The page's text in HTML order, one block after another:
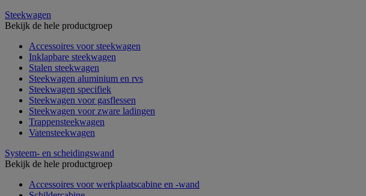
Steekwagen
Bekijk de hele productgroep
Accessoires voor steekwagen
Inklapbare steekwagen
Stalen steekwagen
Steekwagen aluminium en rvs
Steekwagen specifiek
Steekwagen voor gasflessen
Steekwagen voor zware ladingen
Trappensteekwagen
Vatensteekwagen
Systeem- en scheidingswand
Bekijk de hele productgroep
Accessoires voor werkplaatscabine en -wand